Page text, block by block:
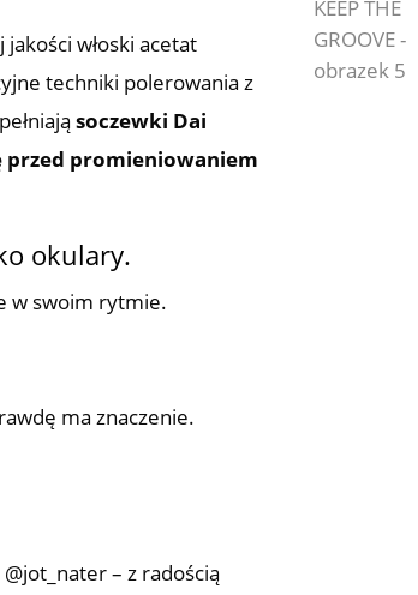
włoski acetat
techniki polerowania z
soczewki Dai
przed promieniowaniem
okulary.
w swoim rytmie.
ma znaczenie.
– z radością